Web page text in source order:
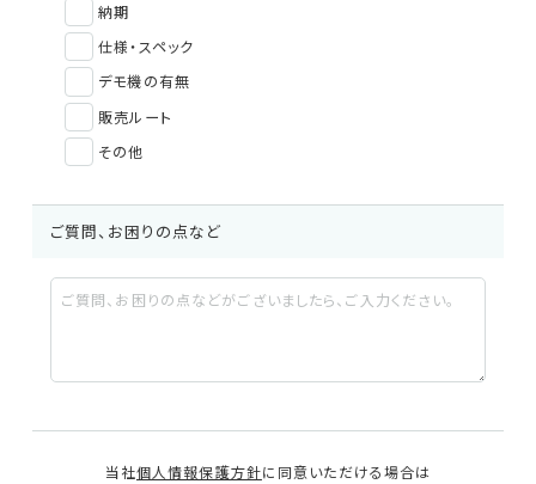
納期
仕様・スペック
デモ機の有無
販売ルート
その他
ご質問、お困りの点など
当社個人情報保護方針に同意いただける場合は